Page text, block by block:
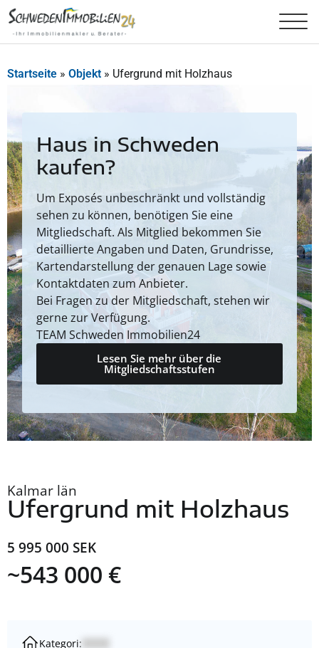
Startseite » Objekt » Ufergrund mit Holzhaus
Haus in Schweden
kaufen?
Um Exposés unbeschränkt und vollständig
sehen zu können, benötigen Sie eine
Mitgliedschaft. Als Mitglied bekommen Sie
detaillierte Angaben und Daten, Grundrisse,
Kartendarstellung der genauen Lage sowie
Kontaktdaten zum Anbieter.
Bei Fragen zu der Mitgliedschaft, stehen wir
gerne zur Verfügung.
TEAM Schweden Immobilien24
Lesen Sie mehr über die
Mitgliedschaftsstufen
Kalmar län
Ufergrund mit Holzhaus
5 995 000 SEK
~543 000 €
Kategori: